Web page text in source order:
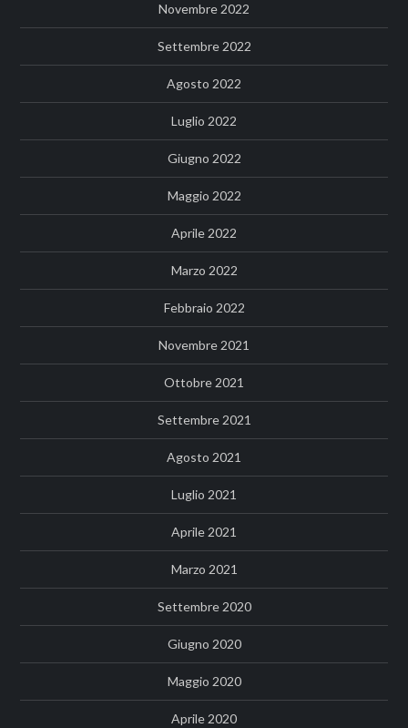
Novembre 2022
Settembre 2022
Agosto 2022
Luglio 2022
Giugno 2022
Maggio 2022
Aprile 2022
Marzo 2022
Febbraio 2022
Novembre 2021
Ottobre 2021
Settembre 2021
Agosto 2021
Luglio 2021
Aprile 2021
Marzo 2021
Settembre 2020
Giugno 2020
Maggio 2020
Aprile 2020